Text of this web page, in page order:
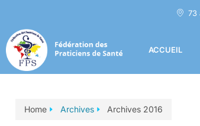
73
ACCUEIL
Home Archives Archives 2016